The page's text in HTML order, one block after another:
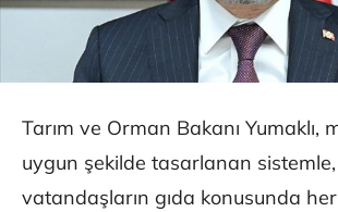
Tarım ve Orman Bakanı Yumaklı,
uygun şekilde tasarlanan sistemle,
vatandaşların gıda konusunda